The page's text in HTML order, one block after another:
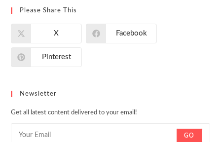
Please Share This
X Facebook
Pinterest
Newsletter
Get all latest content delivered to your email!
GO